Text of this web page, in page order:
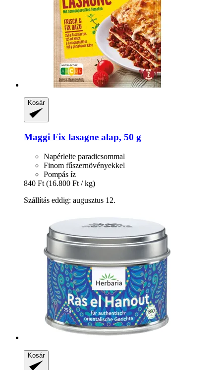
Kosár
Maggi Fix lasagne alap, 50 g
Napérlelte paradicsommal
Finom fűszernövényekkel
Pompás íz
840 Ft (16.800 Ft / kg)
Szállítás eddig: augusztus 12.
Kosár